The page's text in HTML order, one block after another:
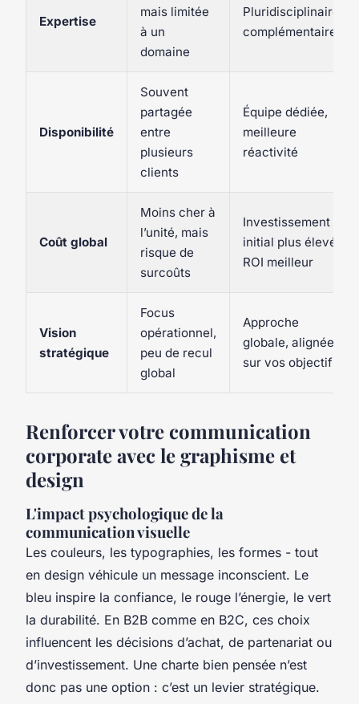
Expertise
mais limitée
à un
domaine
Pluridisciplinaire,
complémentaire
Disponibilité
Souvent
partagée
entre
plusieurs
clients
Équipe dédiée,
meilleure
réactivité
Coût global
Moins cher à
l’unité, mais
risque de
surcoûts
Investissement
initial plus élevé,
ROI meilleur
Vision
stratégique
Focus
opérationnel,
peu de recul
global
Approche
globale, alignée
sur vos objectifs
Renforcer votre communication
corporate avec le graphisme et
design
L'impact psychologique de la
communication visuelle
Les couleurs, les typographies, les formes - tout
en design véhicule un message inconscient. Le
bleu inspire la confiance, le rouge l’énergie, le vert
la durabilité. En B2B comme en B2C, ces choix
influencent les décisions d’achat, de partenariat ou
d’investissement. Une charte bien pensée n’est
donc pas une option : c’est un levier stratégique.